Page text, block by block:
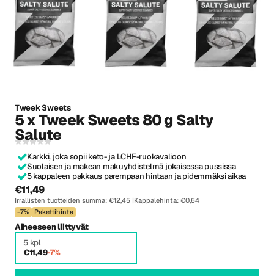
Tweek Sweets
5 x Tweek Sweets 80 g Salty
Salute
Karkki, joka sopii keto- ja LCHF-ruokavalioon
Suolaisen ja makean makuyhdistelmä jokaisessa pussissa
5 kappaleen pakkaus parempaan hintaan ja pidemmäksi aikaa
€11,49
Irrallisten tuotteiden summa: €12,45 Kappalehinta: €0,64
-7%
Pakettihinta
Aiheeseen liittyvät
5 kpl
€11,49-7%